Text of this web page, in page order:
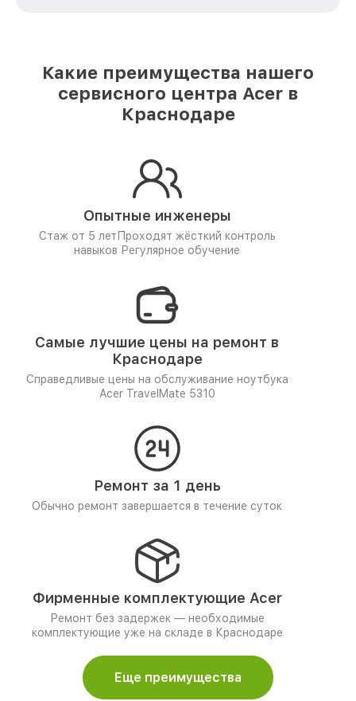
Какие преимущества нашего
сервисного центра Acer в
Краснодаре
Опытные инженеры
Стаж от 5 лет Проходят жёсткий контроль
навыков Регулярное обучение
Самые лучшие цены на ремонт в
Краснодаре
Справедливые цены на обслуживание ноутбука
Acer TravelMate 5310
Ремонт за 1 день
Обычно ремонт завершается в течение суток
Фирменные комплектующие Acer
Ремонт без задержек — необходимые
комплектующие уже на складе в Краснодаре
Еще преимущества